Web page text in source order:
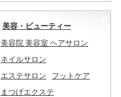
美容・ビューティー
美容院 美容室 ヘアサロン
ネイルサロン
エステサロン
フットケア
まつげエクステ